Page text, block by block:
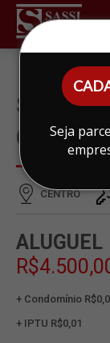
Seja
SALÃO
CENTRO
ALUGUEL
+ Condomínio
+ IPTU R$0,01